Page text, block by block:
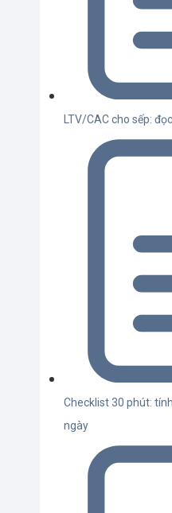
LTV/CAC cho sếp:
Checklist 30 phút:
ngày